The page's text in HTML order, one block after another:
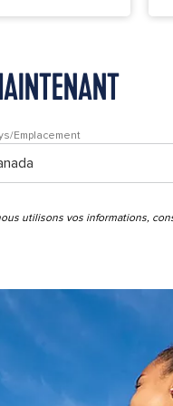
Emplacement
utilisons vos informations,